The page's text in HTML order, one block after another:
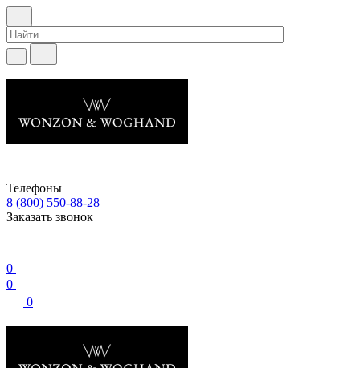
Телефоны
8 (800) 550-88-28
Заказать звонок
0
0
0